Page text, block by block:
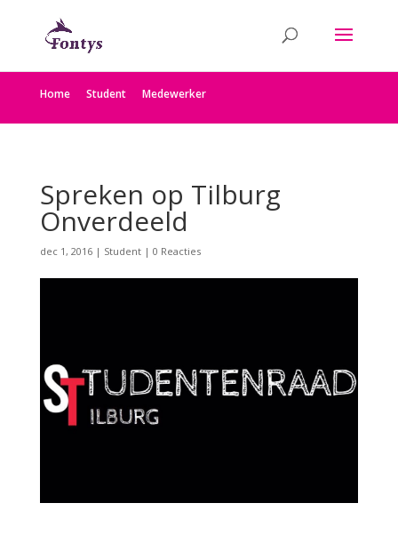
Home Student Medewerker
Spreken op Tilburg
Onverdeeld
dec 1, 2016| Student| 0 Reacties